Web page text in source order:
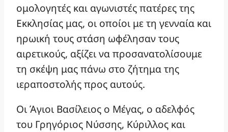
ομολογητές και αγωνιστές πατέρες της
Εκκλησίας μας, οι οποίοι με τη γενναία και
ηρωική τους στάση ωφέλησαν τους
αιρετικούς, αξίζει να προσανατολίσουμε
τη σκέψη μας πάνω στο ζήτημα της
ιεραποστολής προς αυτούς.
Οι Άγιοι Βασίλειος ο Μέγας, ο αδελφός
του Γρηγόριος Νύσσης, Κύριλλος και